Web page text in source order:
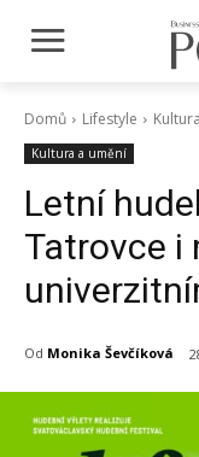
Domů Lifestyle
Kultura a umění
Letní
Tatrovce i
Od Monika Ševčíková